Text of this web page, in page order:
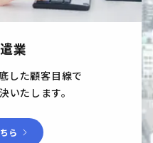
業
した顧客目線で
いたします。
ら chevron_right